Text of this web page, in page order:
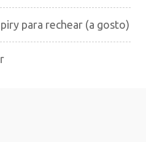
para rechear (a gosto)